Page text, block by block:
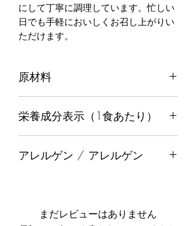
にして丁寧に調理しています。忙しい
日でも手軽においしくお召し上がりい
ただけます。
原材料
グルト, 塩, こしょう, シナモン
栄養成分表示（1食あたり）
カロリー
アレルゲン / アレルゲン
ナナも含まれています。
表示義務のあるアレルゲン：小麦、
まだレビューはありません